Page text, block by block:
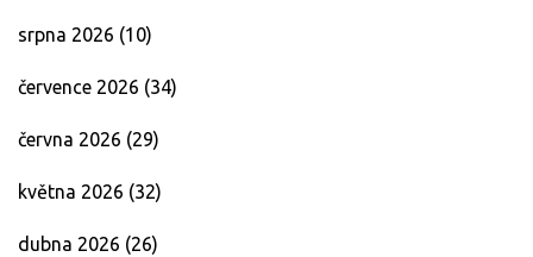
srpna 2026 (10)
července 2026 (34)
června 2026 (29)
května 2026 (32)
dubna 2026 (26)